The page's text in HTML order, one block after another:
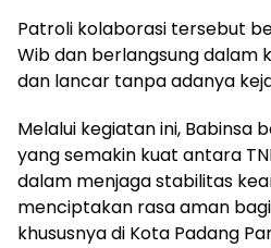
Patroli kolaborasi tersebut
Wib dan berlangsung dalam
dan lancar tanpa adanya
Melalui kegiatan ini, Babinsa
yang semakin kuat antara
dalam menjaga stabilitas
menciptakan rasa aman
khususnya di Kota Padang